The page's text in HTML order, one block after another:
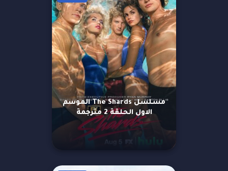
مسلسل The Shards الموسم
الاول الحلقة 2 مترجمة